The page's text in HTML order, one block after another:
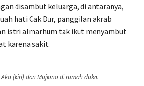
disambut keluarga, di antaranya,
hati Cak Dur, panggilan akrab
istri almarhum tak ikut menyambut
karena sakit.
Aka (kiri) dan Mujiono di rumah duka.